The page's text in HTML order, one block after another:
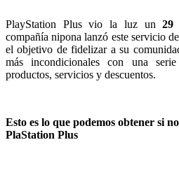
PlayStation Plus vio la luz un29
compañía nipona lanzó este servicio
el objetivo de fidelizar a su
más incondicionales con una
productos, servicios y descuentos.
Esto es lo que podemos obtener si
PlaStation Plus